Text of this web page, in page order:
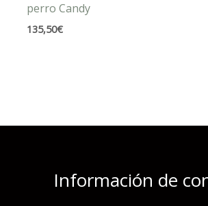
perro Candy
135,50€
Información de